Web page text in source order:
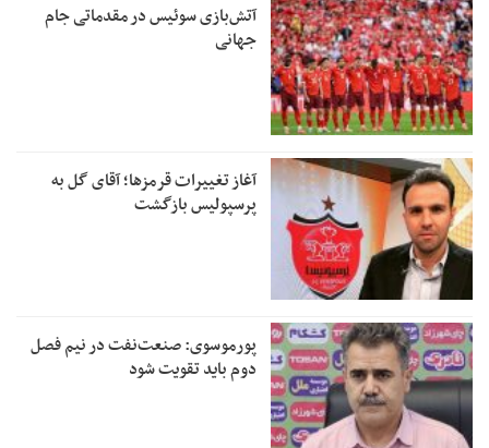
آتش‌بازی سوئیس در مقدماتی جام
جهانی
آغاز تغییرات قرمزها؛ آقای گل به
پرسپولیس بازگشت
پورموسوی: صنعت‌نفت در نیم فصل
دوم باید تقویت شود